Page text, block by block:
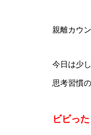
親離カウ
今日は少
思考習慣
ビビっ